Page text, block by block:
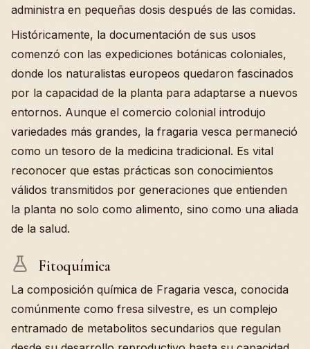
administra en pequeñas dosis después de las comidas.
Históricamente, la documentación de sus usos
comenzó con las expediciones botánicas coloniales,
donde los naturalistas europeos quedaron fascinados
por la capacidad de la planta para adaptarse a nuevos
entornos. Aunque el comercio colonial introdujo
variedades más grandes, la fragaria vesca permaneció
como un tesoro de la medicina tradicional. Es vital
reconocer que estas prácticas son conocimientos
válidos transmitidos por generaciones que entienden
la planta no solo como alimento, sino como una aliada
de la salud.
Fitoquímica
La composición química de Fragaria vesca, conocida
comúnmente como fresa silvestre, es un complejo
entramado de metabolitos secundarios que regulan